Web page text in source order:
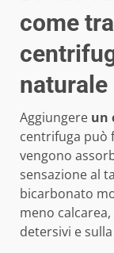
come
naturale
Aggiungere un
centrifuga può
vengono
sensazione al
bicarbonato
meno
detersivi e